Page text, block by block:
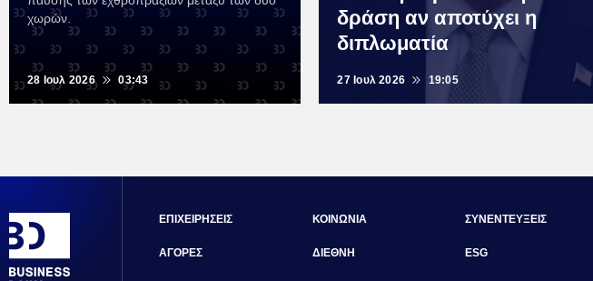
χωρών.
28 Ιουλ 2026 03:43
δράση αν αποτύχει η
διπλωματία
27 Ιουλ 2026 19:05
ΕΠΙΧΕΙΡΗΣΕΙΣ
ΑΓΟΡΕΣ
ΚΟΙΝΩΝΙΑ
ΔΙΕΘΝΗ
ΣΥΝΕΝΤΕΥΞΕΙΣ
ESG